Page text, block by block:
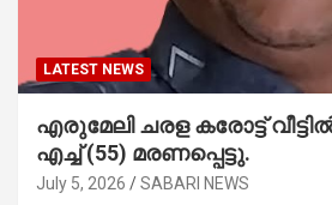
LATEST NEWS
എരുമേലി ചരള കരോട്ട്
എച്ച് (55) മരണപ്പെട്ടു.
July 5, 2026 SABARI NEWS